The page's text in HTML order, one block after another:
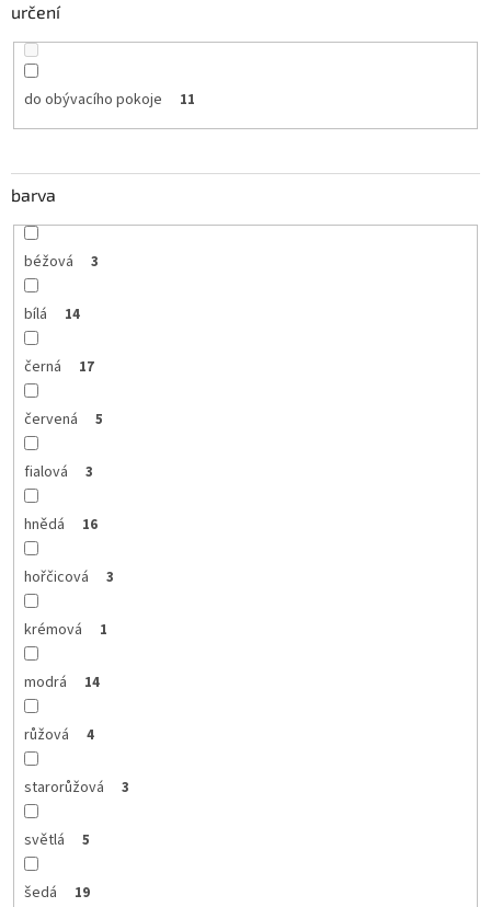
určení
do obývacího pokoje 11
barva
béžová 3
bílá 14
černá 17
červená 5
fialová 3
hnědá 16
hořčicová 3
krémová 1
modrá 14
růžová 4
starorůžová 3
světlá 5
šedá 19